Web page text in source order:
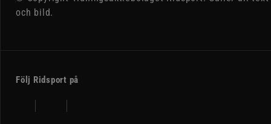
och bild.
Följ Ridsport på